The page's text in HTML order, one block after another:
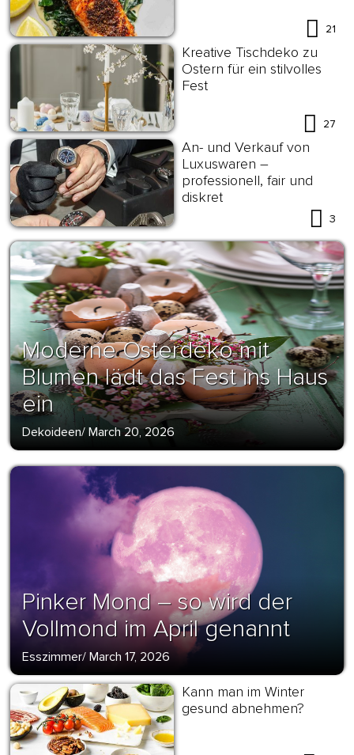
21
Kreative Tischdeko zu
Ostern für ein stilvolles
Fest
27
An- und Verkauf von
Luxuswaren –
professionell, fair und
diskret
3
Moderne Osterdeko mit
Blumen lädt das Fest ins Haus
ein
Dekoideen/ March 20, 2026
Pinker Mond – so wird der
Vollmond im April genannt
Esszimmer/ March 17, 2026
Kann man im Winter
gesund abnehmen?